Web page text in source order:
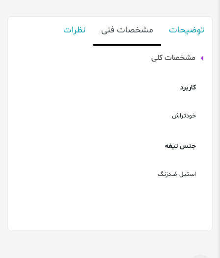
توضیحات مشخصات فنی نظرات
مشخصات کلی
کاربرد
خودتراش
جنس تیغه
استیل ضدزنگ